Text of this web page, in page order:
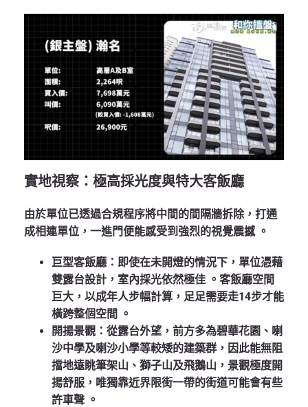
實地視察：極高採光度與特大客飯廳
由於單位已透過合規程序將中間的間隔牆拆除，打通
成相連單位，一進門便能感受到強烈的視覺震撼 。
巨型客飯廳 ：即使在未開燈的情況下，單位憑藉
雙露台設計，室內採光依然極佳 。客飯廳空間
巨大，以成年人步幅計算，足足需要走14步才能
橫跨整個空間 。
開揚景觀 ：從露台外望，前方多為碧華花園、喇
沙中學及喇沙小學等較矮的建築群，因此能無阻
擋地遠眺筆架山、獅子山及飛鵝山，景觀極度開
揚舒服，唯獨靠近界限街一帶的街道可能會有些
許車聲 。